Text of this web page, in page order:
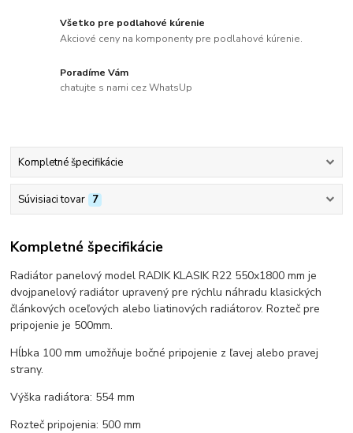
Všetko pre podlahové kúrenie
Akciové ceny na komponenty pre podlahové kúrenie.
Poradíme Vám
chatujte s nami cez WhatsUp
Kompletné špecifikácie
Súvisiaci tovar 7
Kompletné špecifikácie
Radiátor panelový model RADIK KLASIK R22 550x1800 mm je
dvojpanelový radiátor upravený pre rýchlu náhradu klasických
článkových oceľových alebo liatinových radiátorov. Rozteč pre
pripojenie je 500mm.
Hĺbka 100 mm umožňuje bočné pripojenie z ľavej alebo pravej
strany.
Výška radiátora: 554 mm
Rozteč pripojenia: 500 mm